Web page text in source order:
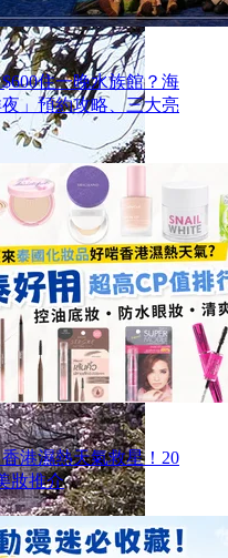
住一晚水族館？海
」預約攻略、三大亮
港濕熱天氣救星！20
妝推介